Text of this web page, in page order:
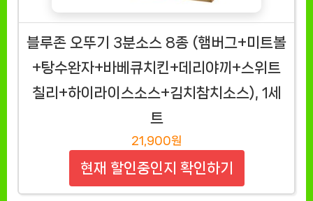
블루존 오뚜기 3분소스 8종 (햄버그+미트볼
+탕수완자+바베큐치킨+데리야끼+스위트
칠리+하이라이스소스+김치참치소스), 1세
트
21,900원
현재 할인중인지 확인하기